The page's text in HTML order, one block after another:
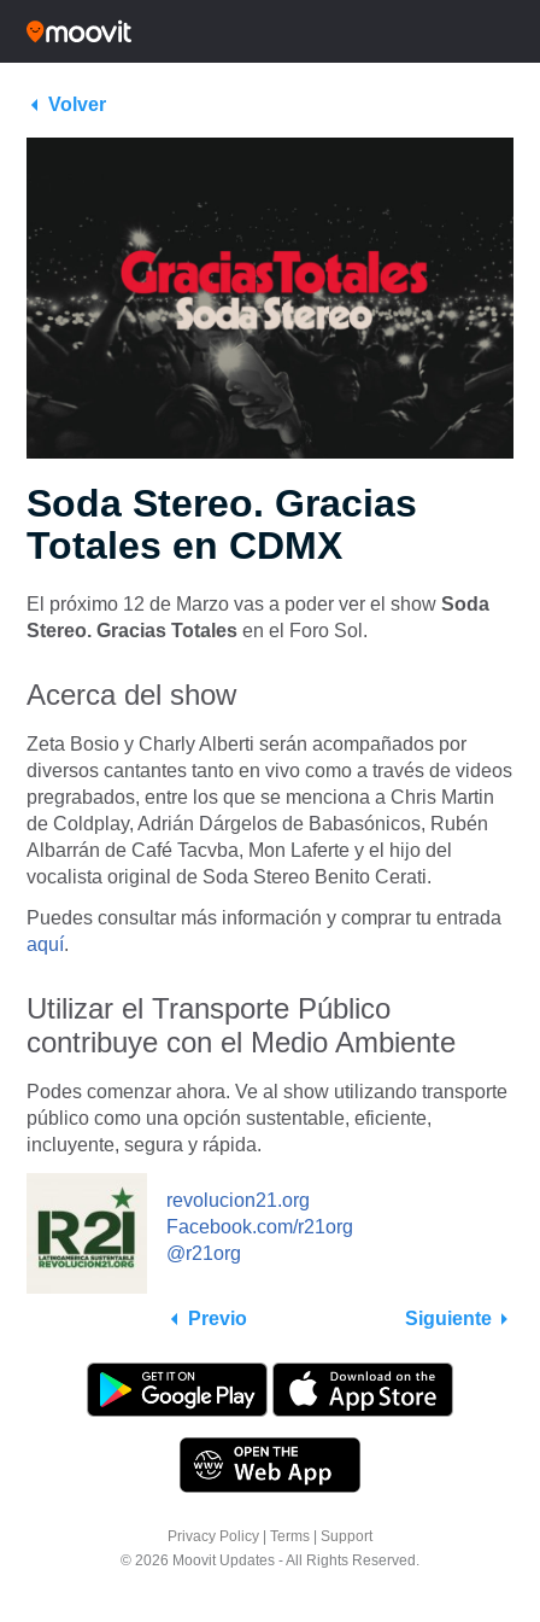
Volver
Soda Stereo. Gracias
Totales en CDMX
El próximo 12 de Marzo vas a poder ver el show Soda
Stereo. Gracias Totales en el Foro Sol.
Acerca del show
Zeta Bosio y Charly Alberti serán acompañados por
diversos cantantes tanto en vivo como a través de videos
pregrabados, entre los que se menciona a Chris Martin
de Coldplay, Adrián Dárgelos de Babasónicos, Rubén
Albarrán de Café Tacvba, Mon Laferte y el hijo del
vocalista original de Soda Stereo Benito Cerati.
Puedes consultar más información y comprar tu entrada
aquí.
Utilizar el Transporte Público
contribuye con el Medio Ambiente
Podes comenzar ahora. Ve al show utilizando transporte
público como una opción sustentable, eficiente,
incluyente, segura y rápida.
revolucion21.org
Facebook.com/r21org
@r21org
Previo Siguiente
Privacy Policy Terms
Support
© 2026 Moovit Updates - All Rights Reserved.